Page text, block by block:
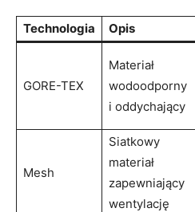
Technologia Opis
GORE-TEX
Materiał
wodoodporny
i oddychający
Mesh
Siatkowy⁤
materiał
zapewniający
wentylację